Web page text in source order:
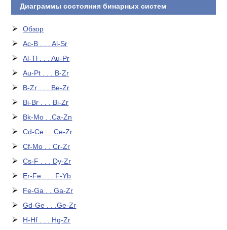
Диаграммы состояния бинарных систем
Обзор
Ac-B . . . Al-Sr
Al-Tl . . . Au-Pr
Au-Pt . . . B-Zr
B-Zr . . . Be-Zr
Bi-Br . . . Bi-Zr
Bk-Mo . .Ca-Zn
Cd-Ce . . Ce-Zr
Cf-Mo . . Cr-Zr
Cs-F . . . Dy-Zr
Er-Fe . . . F-Yb
Fe-Ga . . Ga-Zr
Gd-Ge . . .Ge-Zr
H-Hf . . . Hg-Zr